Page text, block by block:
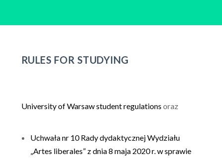
RULES FOR STUDYING
University of Warsaw student regulations oraz
Uchwała nr 10 Rady dydaktycznej Wydziału
„Artes liberales” z dnia 8 maja 2020 r. w sprawie